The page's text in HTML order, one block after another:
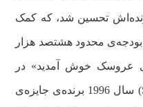
تحسین شد، که کمک
بودجه‌ی محدود هشتصد هزار
عروسک خوش آمدید» در
فستیوال فیلم ساندنس (Sundance) سال 1996 برنده‌ی جایزه‌ی